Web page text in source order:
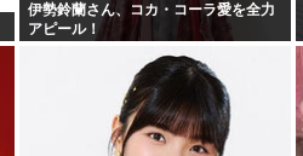
伊勢鈴蘭さん、コカ・コーラ愛を全力
アピール！